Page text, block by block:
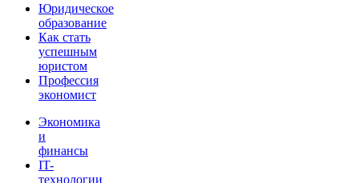
Юридическое
образование
Как стать
успешным
юристом
Профессия
экономист
Экономика
и
финансы
IT-
технологии